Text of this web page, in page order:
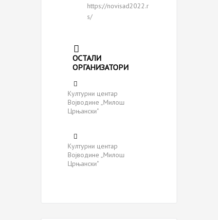
https://novisad2022.r
s/
ОСТАЛИ
ОРГАНИЗАТОРИ
Културни центар
Војводине „Милош
Црњански"
Културни центар
Војводине „Милош
Црњански"